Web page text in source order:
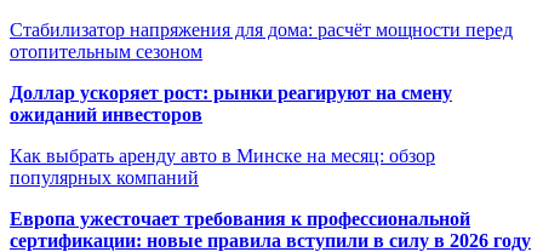
Стабилизатор напряжения для дома: расчёт мощности перед
отопительным сезоном
Доллар ускоряет рост: рынки реагируют на смену
ожиданий инвесторов
Как выбрать аренду авто в Минске на месяц: обзор
популярных компаний
Европа ужесточает требования к профессиональной
сертификации: новые правила вступили в силу в 2026 году